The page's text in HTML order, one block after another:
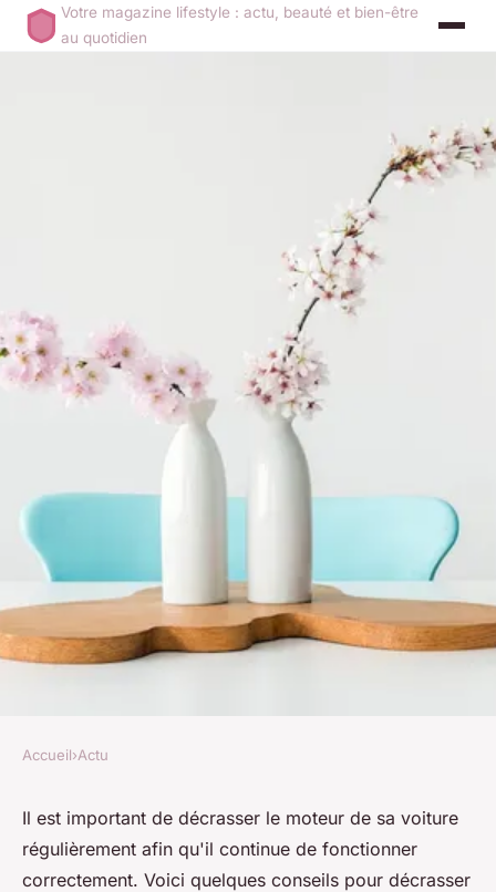
Votre magazine lifestyle : actu, beauté et bien-être
au quotidien
Comment décrasser le moteur
de sa voiture ?
Accueil›Actu
Il est important de décrasser le moteur de sa voiture
régulièrement afin qu'il continue de fonctionner
correctement. Voici quelques conseils pour décrasser